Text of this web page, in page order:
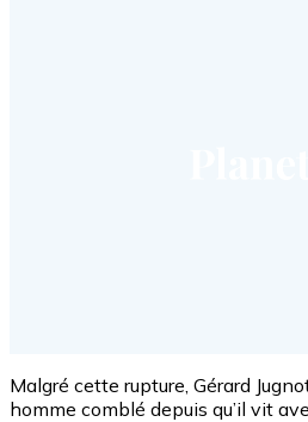
Malgré cette rupture, Gérard
homme comblé depuis qu’il vit